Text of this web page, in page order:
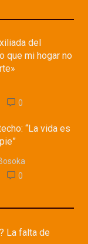
del
que mi hogar no
0
“La vida es
0
La falta de